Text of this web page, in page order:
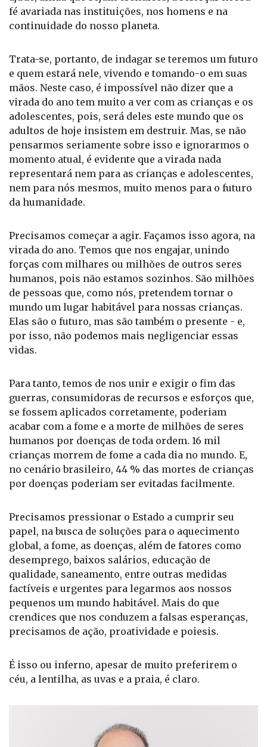
fé avariada nas instituições, nos homens e na
continuidade do nosso planeta.
Trata-se, portanto, de indagar se teremos um futuro
e quem estará nele, vivendo e tomando-o em suas
mãos. Neste caso, é impossível não dizer que a
virada do ano tem muito a ver com as crianças e os
adolescentes, pois, será deles este mundo que os
adultos de hoje insistem em destruir. Mas, se não
pensarmos seriamente sobre isso e ignorarmos o
momento atual, é evidente que a virada nada
representará nem para as crianças e adolescentes,
nem para nós mesmos, muito menos para o futuro
da humanidade.
Precisamos começar a agir. Façamos isso agora, na
virada do ano. Temos que nos engajar, unindo
forças com milhares ou milhões de outros seres
humanos, pois não estamos sozinhos. São milhões
de pessoas que, como nós, pretendem tornar o
mundo um lugar habitável para nossas crianças.
Elas são o futuro, mas são também o presente - e,
por isso, não podemos mais negligenciar essas
vidas.
Para tanto, temos de nos unir e exigir o fim das
guerras, consumidoras de recursos e esforços que,
se fossem aplicados corretamente, poderiam
acabar com a fome e a morte de milhões de seres
humanos por doenças de toda ordem. 16 mil
crianças morrem de fome a cada dia no mundo. E,
no cenário brasileiro, 44 % das mortes de crianças
por doenças poderiam ser evitadas facilmente.
Precisamos pressionar o Estado a cumprir seu
papel, na busca de soluções para o aquecimento
global, a fome, as doenças, além de fatores como
desemprego, baixos salários, educação de
qualidade, saneamento, entre outras medidas
factíveis e urgentes para legarmos aos nossos
pequenos um mundo habitável. Mais do que
crendices que nos conduzem a falsas esperanças,
precisamos de ação, proatividade e poiesis.
É isso ou inferno, apesar de muito preferirem o
céu, a lentilha, as uvas e a praia, é claro.